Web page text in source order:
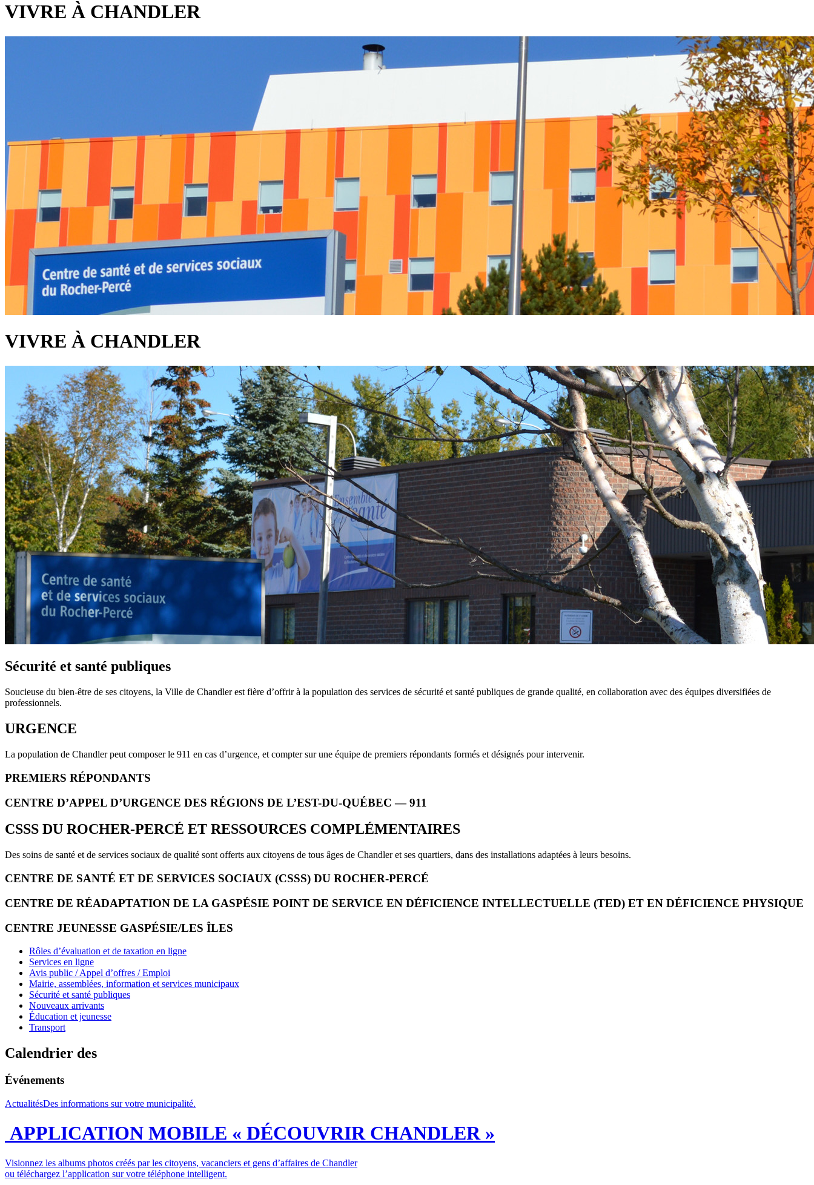
VIVRE À CHANDLER
VIVRE À CHANDLER
Sécurité et santé publiques
Soucieuse du bien-être de ses citoyens, la Ville de Chandler est fière d’offrir à la population des services de sécurité et santé publiques de grande qualité, en collaboration avec des équipes diversifiées de
professionnels.
URGENCE
La population de Chandler peut composer le 911 en cas d’urgence, et compter sur une équipe de premiers répondants formés et désignés pour intervenir.
PREMIERS RÉPONDANTS
CENTRE D’APPEL D’URGENCE DES RÉGIONS DE L’EST-DU-QUÉBEC — 911
CSSS DU ROCHER-PERCÉ ET RESSOURCES COMPLÉMENTAIRES
Des soins de santé et de services sociaux de qualité sont offerts aux citoyens de tous âges de Chandler et ses quartiers, dans des installations adaptées à leurs besoins.
CENTRE DE SANTÉ ET DE SERVICES SOCIAUX (CSSS) DU ROCHER-PERCÉ
CENTRE DE RÉADAPTATION DE LA GASPÉSIE POINT DE SERVICE EN DÉFICIENCE INTELLECTUELLE (TED) ET EN DÉFICIENCE PHYSIQUE
CENTRE JEUNESSE GASPÉSIE/LES ÎLES
Rôles d’évaluation et de taxation en ligne
Services en ligne
Avis public / Appel d’offres / Emploi
Mairie, assemblées, information et services municipaux
Sécurité et santé publiques
Nouveaux arrivants
Éducation et jeunesse
Transport
Calendrier des
Événements
ActualitésDes informations sur votre municipalité.
APPLICATION MOBILE « DÉCOUVRIR CHANDLER »
Visionnez les albums photos créés par les citoyens, vacanciers et gens d’affaires de Chandler
ou téléchargez l’application sur votre téléphone intelligent.